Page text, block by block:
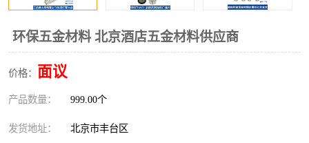
环保五金材料 北京酒店五金材料供应商
价格： 面议
产品数量： 999.00个
发货地址： 北京市丰台区